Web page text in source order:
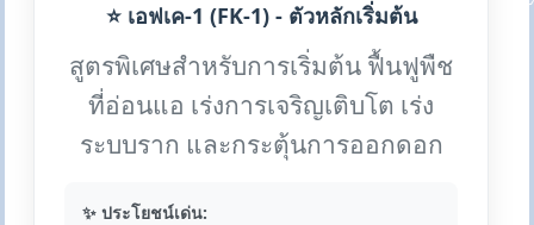
⭐ เอฟเค-1 (FK-1) - ตัวหลักเริ่มต้น
สูตรพิเศษสำหรับการเริ่มต้น ฟื้นฟูพืช
ที่อ่อนแอ เร่งการเจริญเติบโต เร่ง
ระบบราก และกระตุ้นการออกดอก
✨ ประโยชน์เด่น: